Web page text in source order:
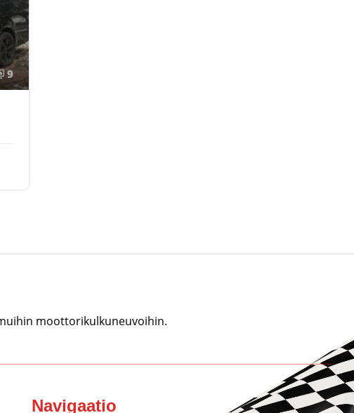
9
moottorikulkuneuvoihin.
Navigaatio